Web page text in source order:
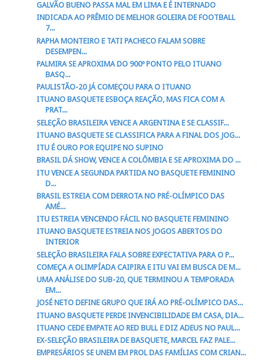
GALVÃO BUENO PASSA MAL EM LIMA E É INTERNADO
INDICADA AO PRÊMIO DE MELHOR GOLEIRA DE FOOTBALL
7...
RAPHA MONTEIRO E TATI PACHECO FALAM SOBRE
DESEMPEN...
PALMIRA SE APROXIMA DO 900º PONTO PELO ITUANO
BASQ...
PAULISTÃO-20 JÁ COMEÇOU PARA O ITUANO
ITUANO BASQUETE ESBOÇA REAÇÃO, MAS FICA COM A
PRAT...
SELEÇÃO BRASILEIRA VENCE A ARGENTINA E SE CLASSIF...
ITUANO BASQUETE SE CLASSIFICA PARA A FINAL DOS JOG...
ITU É OURO POR EQUIPE NO SUPINO
BRASIL DÁ SHOW, VENCE A COLÔMBIA E SE APROXIMA DO ...
ITU VENCE A SEGUNDA PARTIDA NO BASQUETE FEMININO
D...
BRASIL ESTREIA COM DERROTA NO PRÉ-OLÍMPICO DAS
AMÉ...
ITU ESTREIA VENCENDO FÁCIL NO BASQUETE FEMININO
ITUANO BASQUETE ESTREIA NOS JOGOS ABERTOS DO
INTERIOR
SELEÇÃO BRASILEIRA FALA SOBRE EXPECTATIVA PARA O P...
COMEÇA A OLIMPÍADA CAIPIRA E ITU VAI EM BUSCA DE M...
UMA ANÁLISE DO SUB-20, QUE TERMINOU A TEMPORADA
EM...
JOSÉ NETO DEFINE GRUPO QUE IRÁ AO PRÉ-OLÍMPICO DAS...
ITUANO BASQUETE PERDE INVENCIBILIDADE EM CASA, DIA...
ITUANO CEDE EMPATE AO RED BULL E DIZ ADEUS NO PAUL...
EX-SELEÇÃO BRASILEIRA DE BASQUETE, MARCEL FAZ PALE...
EMPRESÁRIOS SE UNEM EM PROL DAS FAMÍLIAS COM CRIAN...